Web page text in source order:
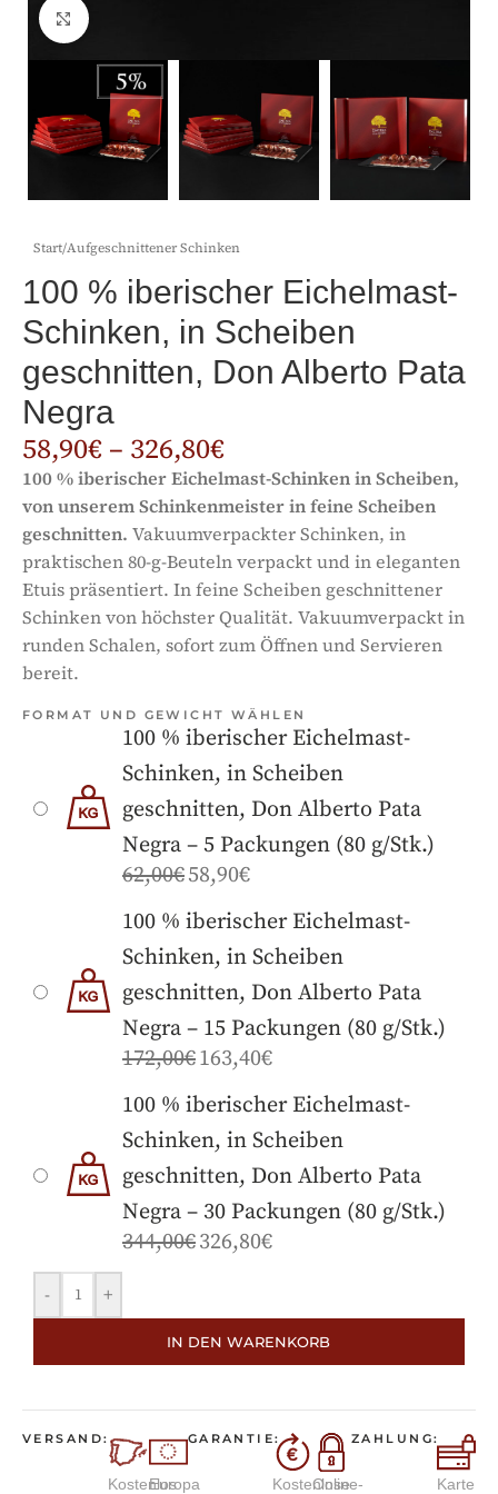
Click to enlarge
Start/Aufgeschnittener Schinken
100 % iberischer Eichelmast-
Schinken, in Scheiben
geschnitten, Don Alberto Pata
Negra
58,90€ – 326,80€
100 % iberischer Eichelmast-Schinken in Scheiben,
von unserem Schinkenmeister in feine Scheiben
geschnitten. Vakuumverpackter Schinken, in
praktischen 80-g-Beuteln verpackt und in eleganten
Etuis präsentiert. In feine Scheiben geschnittener
Schinken von höchster Qualität. Vakuumverpackt in
runden Schalen, sofort zum Öffnen und Servieren
bereit.
FORMAT UND GEWICHT WÄHLEN
100 % iberischer Eichelmast-
Schinken, in Scheiben
geschnitten, Don Alberto Pata
Negra – 5 Packungen (80 g/Stk.)
62,00€58,90€
100 % iberischer Eichelmast-
Schinken, in Scheiben
geschnitten, Don Alberto Pata
Negra – 15 Packungen (80 g/Stk.)
172,00€163,40€
100 % iberischer Eichelmast-
Schinken, in Scheiben
geschnitten, Don Alberto Pata
Negra – 30 Packungen (80 g/Stk.)
344,00€326,80€
- +
IN DEN WARENKORB
VERSAND:
Kostenlos
Europa
GARANTIE:
Kostenlose
Online-
ZAHLUNG:
Karte